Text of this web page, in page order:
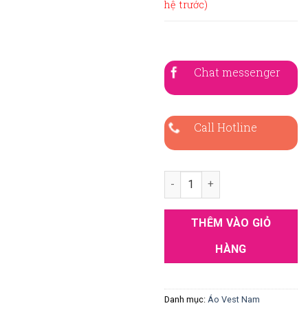
hệ trước)
Chat messenger
Call Hotline
Áo Vest Nam Màu Đen 1 Nút
THÊM VÀO GIỎ
HÀNG
Danh mục: Áo Vest Nam